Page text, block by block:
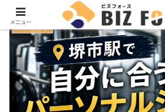
ビズブログ
メニュー